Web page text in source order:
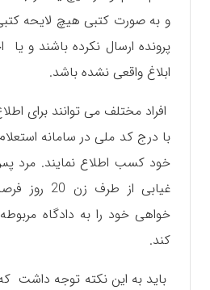
و به صورت کتبی هیچ لایحه
پرونده ارسال نکرده باشند و یا
ابلاغ واقعی نشده باشد.
افراد مختلف می توانند برای
با درج کد ملی در سامانه
خود کسب اطلاع نمایند. مرد
غیابی از
خواهی خود را به دادگاه
کند.
باید به این نکته توجه داشت